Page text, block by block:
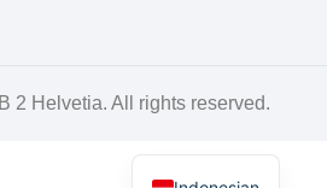
2 Helvetia. All rights reserved.